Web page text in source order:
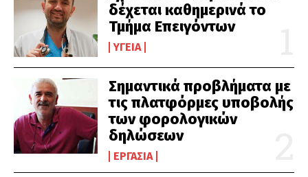
δέχεται καθημερινά το
Τμήμα Επειγόντων
ΥΓΕΊΑ
Σημαντικά προβλήματα με
τις πλατφόρμες υποβολής
των φορολογικών
δηλώσεων
ΕΡΓΑΣΊΑ